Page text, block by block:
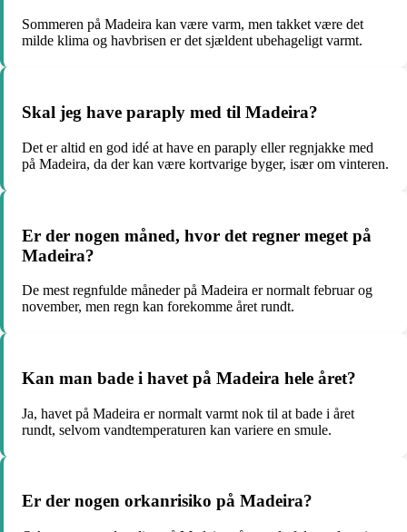
Sommeren på Madeira kan være varm, men takket være det
milde klima og havbrisen er det sjældent ubehageligt varmt.
Skal jeg have paraply med til Madeira?
Det er altid en god idé at have en paraply eller regnjakke med
på Madeira, da der kan være kortvarige byger, især om vinteren.
Er der nogen måned, hvor det regner meget på
Madeira?
De mest regnfulde måneder på Madeira er normalt februar og
november, men regn kan forekomme året rundt.
Kan man bade i havet på Madeira hele året?
Ja, havet på Madeira er normalt varmt nok til at bade i året
rundt, selvom vandtemperaturen kan variere en smule.
Er der nogen orkanrisiko på Madeira?